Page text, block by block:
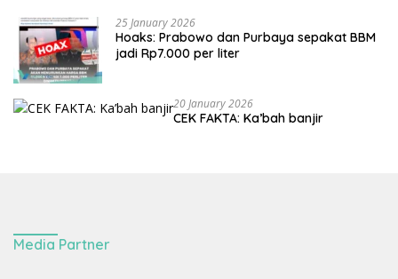
25 January 2026
Hoaks: Prabowo dan Purbaya sepakat BBM
jadi Rp7.000 per liter
20 January 2026
CEK FAKTA: Ka’bah banjir
Media Partner